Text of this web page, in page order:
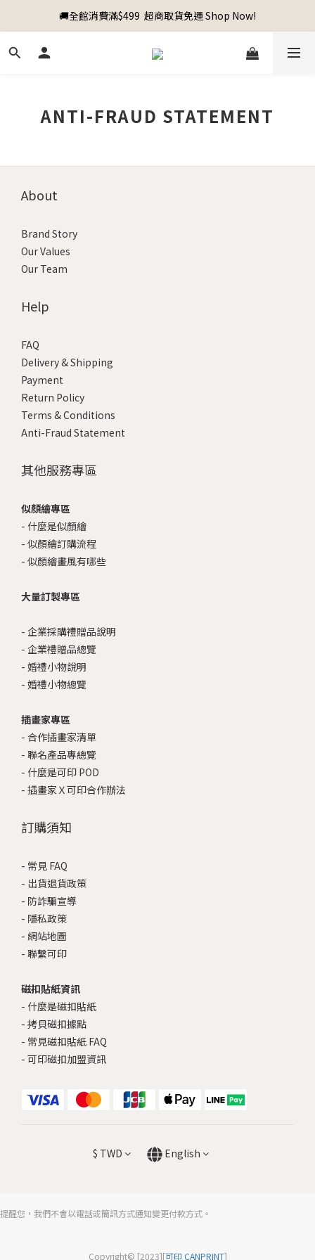
🚚全館消費滿$499  超商取貨免運 Shop Now!
ANTI-FRAUD STATEMENT
About
Brand Story
Our Values
Our Team
Help
FAQ
Delivery & Shipping
Payment
Return Policy
Terms & Conditions
Anti-Fraud Statement
其他服務專區
似顏繪專區
- 什麼是似顏繪
- 似顏繪訂購流程
- 似顏繪畫風有哪些
大量訂製專區
- 企業採購禮贈品說明
- 企業禮贈品總覽
- 婚禮小物說明
- 婚禮小物總覽
插畫家專區
- 合作插畫家清單
- 聯名產品專總覽
- 什麼是可印 POD
- 插畫家Ｘ可印合作辦法
訂購須知
- 常見 FAQ
- 出貨退貨政策
- 防詐騙宣導
- 隱私政策
- 網站地圖
- 聯繫可印
磁扣貼紙資訊
- 什麼是磁扣貼紙
- 拷貝磁扣據點
- 常見磁扣貼紙 FAQ
- 可印磁扣加盟資訊
$ TWD English
提醒您，我們不會以電話或簡訊方式通知變更付款方式。
Copyright© [2023][可印 CANPRINT]